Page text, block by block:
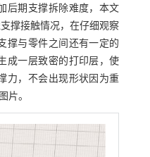
后期支撑拆除难度，本文
撑接触情况，在仔细观察
撑与零件之间还有一定的
成一层致密的打印层，使
力，不会出现形状因为重
片。